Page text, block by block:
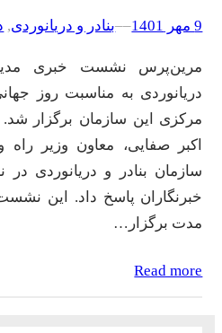
9 مهر 1401 –
–بنادر و دریانوردی,
مرین‌پرس نشست خبری
دریانوردی به مناسبت روز
مرکزی این سازمان برگزار
اکبر صفایی، معاون وزیر
سازمان بنادر و دریانوردی
خبرنگاران پاسخ داد. این
مدت برگزار…
Read more